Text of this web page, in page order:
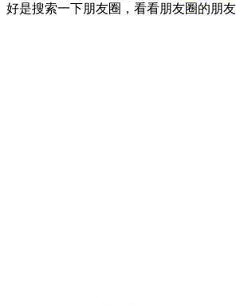
好是搜索一下朋友圈，看看朋友圈的朋友